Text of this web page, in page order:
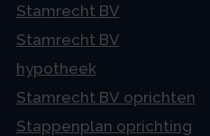
Stamrecht BV
Stamrecht BV
hypotheek
Stamrecht BV oprichten
Stappenplan oprichting